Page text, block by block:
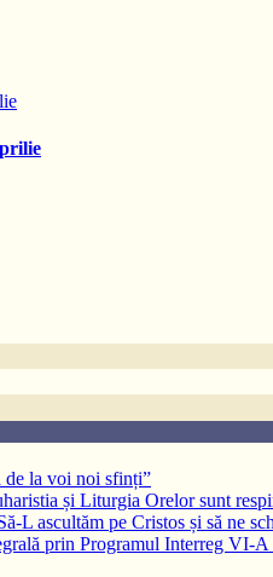
de la voi noi sfinți”
și Liturgia Orelor sunt
L ascultăm pe Cristos și să ne
prin Programul Interreg VI-